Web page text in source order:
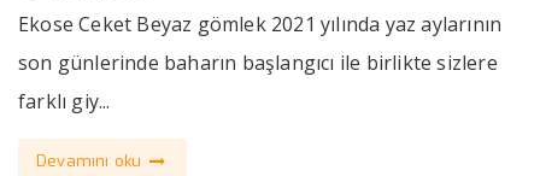
Ekose Ceket Beyaz gömlek 2021 yılında yaz aylarının
son günlerinde baharın başlangıcı ile birlikte sizlere
farklı giy...
Devamını oku